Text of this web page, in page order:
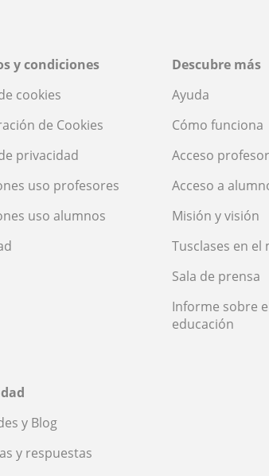
y condiciones
cookies
de Cookies
privacidad
uso profesores
uso alumnos
Descubre más
Ayuda
Cómo funciona
Acceso
Acceso a
Misión y visión
Tusclases en el
Sala de prensa
Informe sobre
educación
y Blog
y respuestas